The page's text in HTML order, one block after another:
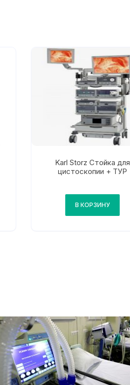
Karl Storz Стойка для
цистоскопии + ТУР
В КОРЗИНУ